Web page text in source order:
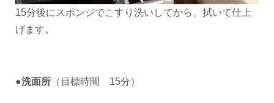
15分後にスポンジでこすり洗いしてから、拭いて仕上
げます。
●洗面所（目標時間 15分）